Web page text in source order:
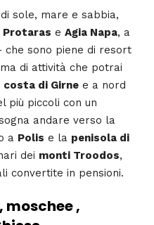
sole, mare e sabbia,
Protaras e Agia Napa, a
sono piene di resort
di attività che potrai
costa di Girne e a nord
più piccoli con un
andare verso la
a Polis e la penisola di
dei monti Troodos,
convertite in pensioni.
,